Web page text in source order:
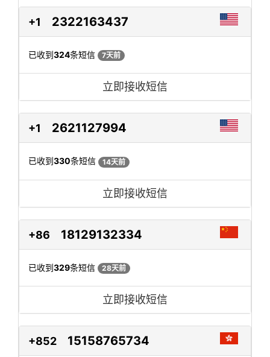
+1 2322163437
已收到324条短信 7天前
立即接收短信
+1 2621127994
已收到330条短信 14天前
立即接收短信
+86 18129132334
已收到329条短信 28天前
立即接收短信
+852 15158765734